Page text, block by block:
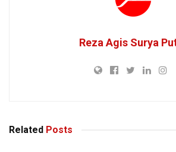
Reza Agis Surya
Related Posts